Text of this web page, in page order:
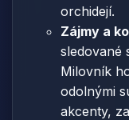
orchidejí.
Zájmy a
sledované
Milovník
odolnými
akcenty,